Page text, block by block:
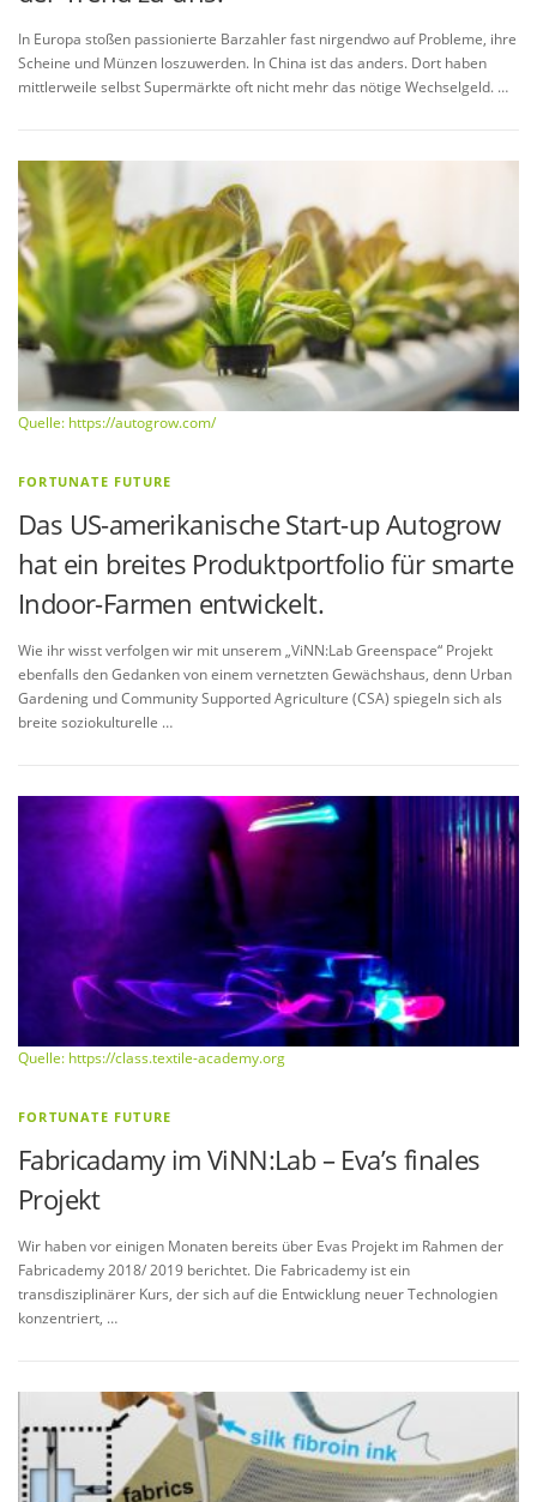
In Europa stoßen passionierte Barzahler fast nirgendwo auf Probleme, ihre
Scheine und Münzen loszuwerden. In China ist das anders. Dort haben
mittlerweile selbst Supermärkte oft nicht mehr das nötige Wechselgeld. …
Quelle: https://autogrow.com/
FORTUNATE FUTURE
Das US-amerikanische Start-up Autogrow
hat ein breites Produktportfolio für smarte
Indoor-Farmen entwickelt.
Wie ihr wisst verfolgen wir mit unserem „ViNN:Lab Greenspace“ Projekt
ebenfalls den Gedanken von einem vernetzten Gewächshaus, denn Urban
Gardening und Community Supported Agriculture (CSA) spiegeln sich als
breite soziokulturelle …
Quelle: https://class.textile-academy.org
FORTUNATE FUTURE
Fabricadamy im ViNN:Lab – Eva’s finales
Projekt
Wir haben vor einigen Monaten bereits über Evas Projekt im Rahmen der
Fabricademy 2018/ 2019 berichtet. Die Fabricademy ist ein
transdisziplinärer Kurs, der sich auf die Entwicklung neuer Technologien
konzentriert, …